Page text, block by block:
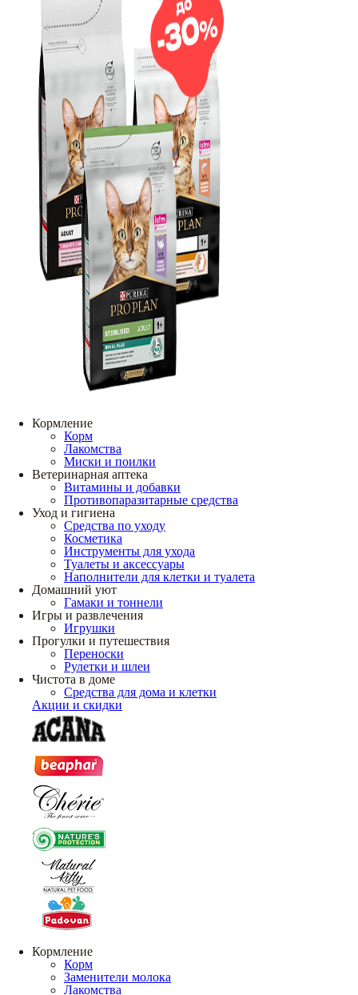
Кормление
Корм
Лакомства
Миски и поилки
Ветеринарная аптека
Витамины и добавки
Противопаразитарные средства
Уход и гигиена
Средства по уходу
Косметика
Инструменты для ухода
Туалеты и аксессуары
Наполнители для клетки и туалета
Домашний уют
Гамаки и тоннели
Игры и развлечения
Игрушки
Прогулки и путешествия
Переноски
Рулетки и шлеи
Чистота в доме
Средства для дома и клетки
Акции и скидки
Кормление
Корм
Заменители молока
Лакомства